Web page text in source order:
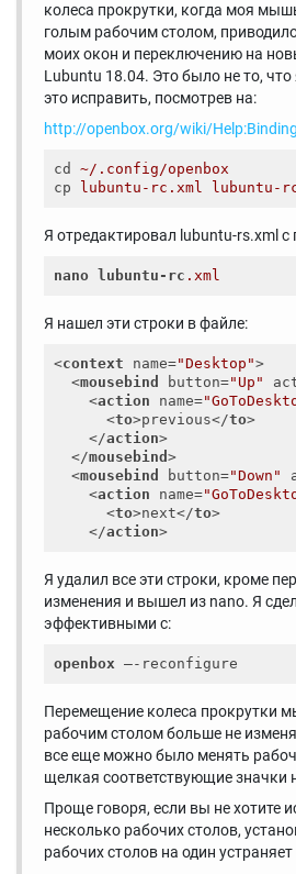
колеса прокрутки, когда моя
голым рабочим столом,
моих окон и переключению на
Lubuntu 18.04. Это было не то, что
это исправить, посмотрев на:
http://openbox.org/wiki/
cd
~/.config/openbox
cp
lubuntu-rc.xml lubuntu-
Я отредактировал lubuntu-rs.xml
nano lubuntu-rc .xml
Я нашел эти строки в файле:
<context name="Desktop">
<mousebind button="Up"
<action name=
<to>previous</to>
</action>
</mousebind>
<mousebind button="Down"
<action name=
<to>next</to>
</action>
Я удалил все эти строки, кроме
изменения и вышел из nano. Я
эффективными с:
openbox
Перемещение колеса прокрутки
рабочим столом больше не
все еще можно было менять
щелкая соответствующие значки
Проще говоря, если вы не хотите
несколько рабочих столов,
рабочих столов на один